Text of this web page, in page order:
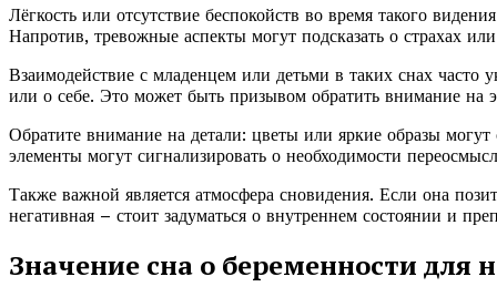
Лёгкость или отсутствие беспокойств во время такого
Напротив, тревожные аспекты могут подсказать о страхах
Взаимодействие с младенцем или детьми в таких снах часто
или о себе. Это может быть призывом обратить внимание на
Обратите внимание на детали: цветы или яркие образы
элементы могут сигнализировать о необходимости
Также важной является атмосфера сновидения. Если она
негативная – стоит задуматься о внутреннем состоянии и
Значение сна о беременности для